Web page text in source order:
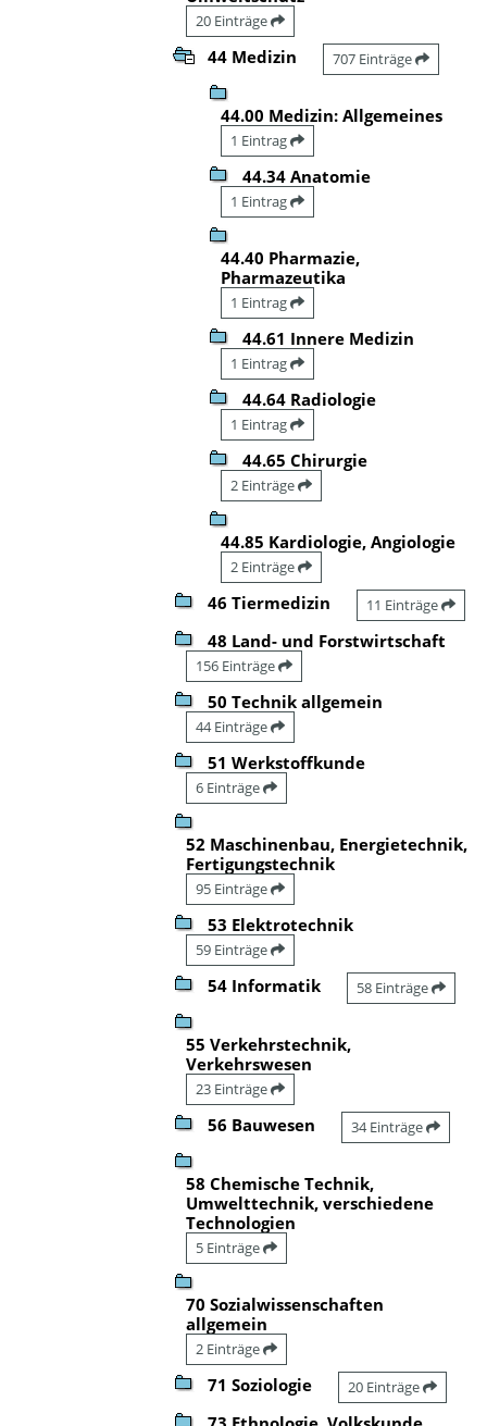
20 Einträge
44 Medizin 707 Einträge
44.00 Medizin: Allgemeines
1 Eintrag
44.34 Anatomie
1 Eintrag
44.40 Pharmazie,
Pharmazeutika
1 Eintrag
44.61 Innere Medizin
1 Eintrag
44.64 Radiologie
1 Eintrag
44.65 Chirurgie
2 Einträge
44.85 Kardiologie, Angiologie
2 Einträge
46 Tiermedizin 11 Einträge
48 Land- und Forstwirtschaft
156 Einträge
50 Technik allgemein
44 Einträge
51 Werkstoffkunde
6 Einträge
52 Maschinenbau, Energietechnik,
Fertigungstechnik
95 Einträge
53 Elektrotechnik
59 Einträge
54 Informatik 58 Einträge
55 Verkehrstechnik,
Verkehrswesen
23 Einträge
56 Bauwesen 34 Einträge
58 Chemische Technik,
Umwelttechnik, verschiedene
Technologien
5 Einträge
70 Sozialwissenschaften
allgemein
2 Einträge
71 Soziologie 20 Einträge